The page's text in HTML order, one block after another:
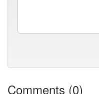
Comments (0)